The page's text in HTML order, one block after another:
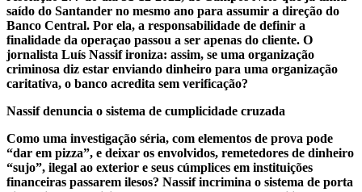
saído do Santander no mesmo ano para assumir a direção do
Banco Central. Por ela, a responsabilidade de definir a
finalidade da operaçao passou a ser apenas do cliente. O
jornalista Luís Nassif ironiza: assim, se uma organização
criminosa diz estar enviando dinheiro para uma organização
caritativa, o banco acredita sem verificação?
Nassif denuncia o sistema de cumplicidade cruzada
Como uma investigação séria, com elementos de prova pode
“dar em pizza”, e deixar os envolvidos, remetedores de dinheiro
“sujo”, ilegal ao exterior e seus cúmplices em instituições
financeiras passarem ilesos? Nassif incrimina o sistema de porta